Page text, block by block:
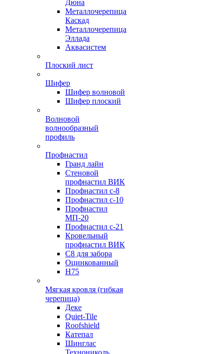
Дюна
Металлочерепица
Каскад
Металлочерепица
Эллада
Аквасистем
Плоский лист
Шифер
Шифер волновой
Шифер плоский
Волновой
волнообразный
профиль
Профнастил
Гранд лайн
Стеновой
профнастил ВИК
Профнастил с-8
Профнастил с-10
Профнастил
МП-20
Профнастил с-21
Кровельный
профнастил ВИК
С8 для забора
Оцинкованный
Н75
Мягкая кровля (гибкая
черепица)
Деке
Quiet-Tile
Roofshield
Катепал
Шинглас
Технониколь